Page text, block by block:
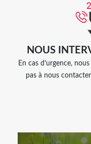
NOUS
En cas d’urgence,
pas à nous